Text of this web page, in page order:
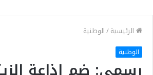
الرئيسية/الوطنية
الوطنية